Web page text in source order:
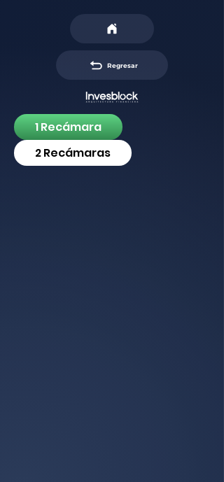
Regresar
1 Recámara
2 Recámaras